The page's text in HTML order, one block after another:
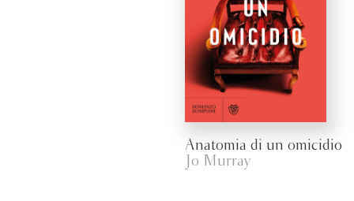
Anatomia di un omicidio
Jo Murray